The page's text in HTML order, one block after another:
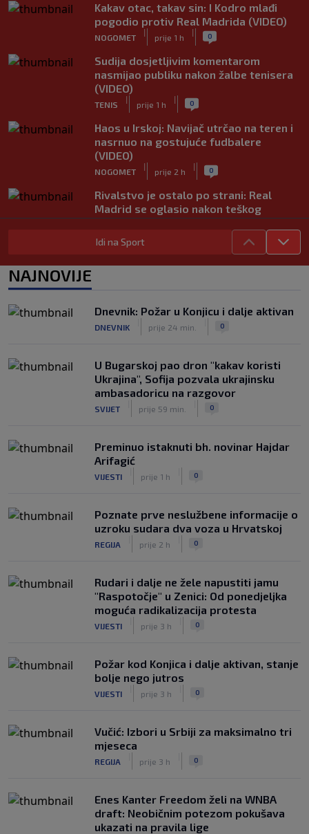
Kakav otac, takav sin: I Kodro mlađi
pogodio protiv Real Madrida (VIDEO)
NOGOMET
|
prije 1 h
| 0
Sudija dosjetljivim komentarom
nasmijao publiku nakon žalbe tenisera
(VIDEO)
TENIS
|
prije 1 h
| 0
Haos u Irskoj: Navijač utrčao na teren i
nasrnuo na gostujuće fudbalere
(VIDEO)
NOGOMET
|
prije 2 h
| 0
Rivalstvo je ostalo po strani: Real
Madrid se oglasio nakon teškog
gubitka Lionela Messija
NOGOMET
prije 2 h
Infantino nekada poručivao: "Novac
NOGOMET
|
prije 3 h
|
Idi na Sport
NAJNOVIJE
Dnevnik: Požar u Konjicu i dalje aktivan
DNEVNIK prije 24 min. 0
U Bugarskoj pao dron "kakav koristi
Ukrajina", Sofija pozvala ukrajinsku
ambasadoricu na razgovor
SVIJET prije 59 min. 0
Preminuo istaknuti bh. novinar Hajdar
Arifagić
VIJESTI prije 1 h 0
Poznate prve neslužbene informacije o
uzroku sudara dva voza u Hrvatskoj
REGIJA prije 2 h 0
Rudari i dalje ne žele napustiti jamu
"Raspotočje" u Zenici: Od ponedjeljka
moguća radikalizacija protesta
VIJESTI prije 3 h 0
Požar kod Konjica i dalje aktivan, stanje
bolje nego jutros
VIJESTI prije 3 h 0
Vučić: Izbori u Srbiji za maksimalno tri
mjeseca
REGIJA prije 3 h 0
Enes Kanter Freedom želi na WNBA
draft: Neobičnim potezom pokušava
ukazati na pravila lige